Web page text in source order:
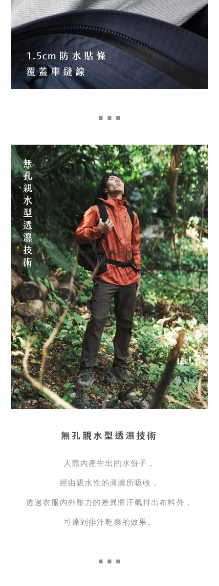
■ ■ ■
無孔親水型透濕技術
人體內產生出的水份子，
經由親水性的薄膜所吸收，
透過衣服內外壓力的差異將汗氣排出布料外，
可達到排汗乾爽的效果。
■ ■ ■